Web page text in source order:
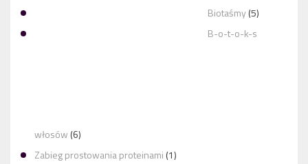
Biotaśmy(5)
B-o-t-o-k-s
włosów (6)
Zabieg prostowania proteinami (1)